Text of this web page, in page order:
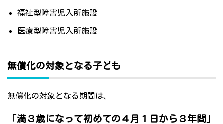
福祉型障害児入所施設
医療型障害児入所施設
無償化の対象となる子ども
無償化の対象となる期間は、
「満３歳になって初めての４月１日から３年間」